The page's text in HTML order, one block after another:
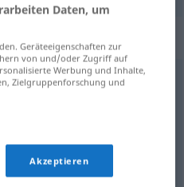
"einmal"
Daten, um
Geräteeigenschaften zur
von und/oder Zugriff auf
Werbung und Inhalte,
Zielgruppenforschung und
Akzeptieren